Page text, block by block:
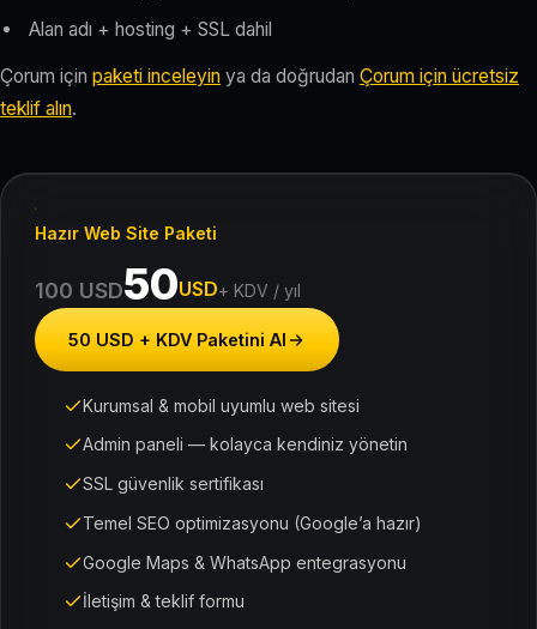
Alan adı + hosting + SSL dahil
Çorum için paketi inceleyin ya da doğrudan Çorum için ücretsiz
teklif alın.
Hazır Web Site Paketi
100 USD50USD+ KDV / yıl
50 USD + KDV Paketini Al
Kurumsal & mobil uyumlu web sitesi
Admin paneli — kolayca kendiniz yönetin
SSL güvenlik sertifikası
Temel SEO optimizasyonu (Google’a hazır)
Google Maps & WhatsApp entegrasyonu
İletişim & teklif formu